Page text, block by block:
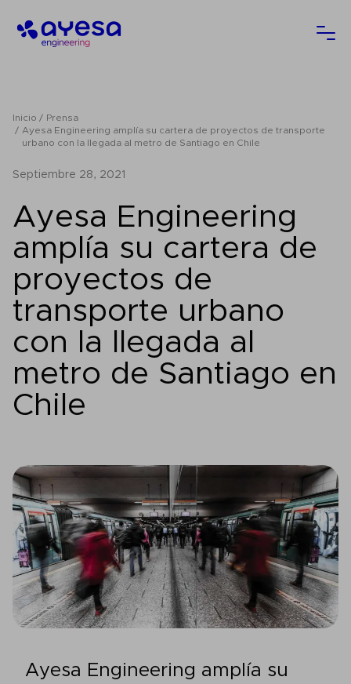
Ayesa
Inicio
Prensa
Ayesa Engineering amplía su cartera de proyectos de transporte
urbano con la llegada al metro de Santiago en Chile
septiembre 28, 2021
Ayesa Engineering
amplía su cartera de
proyectos de
transporte urbano
con la llegada al
metro de Santiago en
Chile
Ayesa Engineering amplía su